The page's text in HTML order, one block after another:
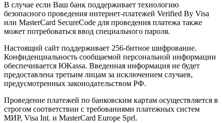
В случае если Ваш банк поддерживает технологию
безопасного проведения интернет-платежей Verified By Visa
или MasterCard SecureCode для проведения платежа также
может потребоваться ввод специального пароля.
Настоящий сайт поддерживает 256-битное шифрование.
Конфиденциальность сообщаемой персональной информации
обеспечивается ЮKassa. Введенная информация не будет
предоставлена третьим лицам за исключением случаев,
предусмотренных законодательством РФ.
Проведение платежей по банковским картам осуществляется в
строгом соответствии с требованиями платежных систем
МИР, Visa Int. и MasterCard Europe Sprl.